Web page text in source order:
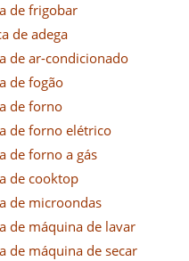
de frigobar
de adega
de ar-condicionado
de fogão
de forno
de forno elétrico
de forno a gás
de cooktop
de microondas
de máquina de lavar
de máquina de secar